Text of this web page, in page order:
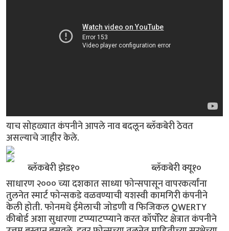
याच सोहळ्यात कंपनीने आपले नाव बदलून ब्लॅकबेरी ठेवत
असल्याचे जाहीर केले.
ब्लॅकबेरी झेड१० ब्लॅकबेरी क्यू१०
साधारण २००० च्या दशकात साध्या फोन्सपासून वापरकर्त्यांना
तुलनेत स्मार्ट फोन्सकडे वळवण्याची यशस्वी कामगिरी कंपनीने
केली होती. फोनमधे ईमेलाची जोडणी व फिजिकल QWERTY
कीबोर्ड अशा सुधारणा टप्प्याटप्प्याने करत कॉर्पोरेट क्षेत्रात कंपनीने